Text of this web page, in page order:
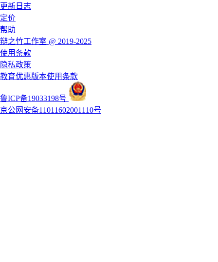
更新日志
定价
帮助
辩之竹工作室 @ 2019-2025
使用条款
隐私政策
教育优惠版本使用条款
鲁ICP备19033198号
京公网安备11011602001110号